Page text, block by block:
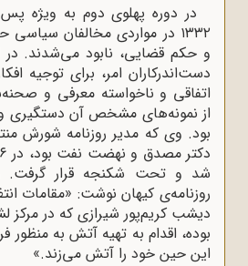
۱۳۳۲ در مواردی مخالفان
و حکم قضایی، نابود می‌شدند. در
دست‌اندرکاران امر، برای توجیه
اتفاقی و ناخواسته معرفی و
از نمونه‌های مشخص آن دستگیری و
بود. وی که مدیر روزنامه شورش
روزنامه‌ی کیهان نوشت: «مقامات
بوده، اقدام به تهیه آتش به منظور
این حین خود را آتش می‌زند.»